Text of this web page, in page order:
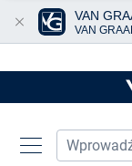
VAN
VAN